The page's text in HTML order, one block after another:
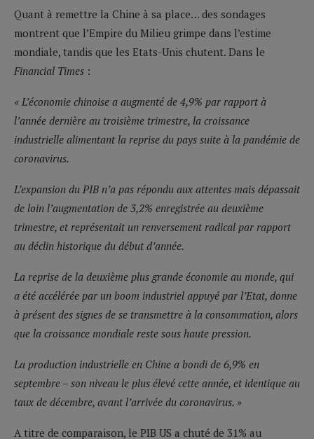
Quant à remettre la Chine à sa place… des sondages
montrent que l’Empire du Milieu grimpe dans l’estime
mondiale, tandis que les Etats-Unis chutent. Dans le
Financial Times :
« L’économie chinoise a augmenté de 4,9% par rapport à
l’année dernière au troisième trimestre, la croissance
industrielle alimentant la reprise du pays suite à la pandémie de
coronavirus.
L’expansion du PIB n’a pas répondu aux attentes mais dépassait
de loin l’augmentation de 3,2% enregistrée au deuxième
trimestre, et représentait un renversement radical par rapport
au déclin historique du début d’année.
La reprise de la deuxième plus grande économie au monde, qui
a été accélérée par un boom industriel appuyé par l’Etat, donne
à présent des signes de se transmettre à la consommation, alors
que la croissance mondiale reste sous haute pression.
La production industrielle en Chine a bondi de 6,9% en
septembre – son niveau le plus élevé cette année, et identique au
taux de décembre, avant l’arrivée du coronavirus. »
A titre de comparaison, le PIB US a chuté de 31% au